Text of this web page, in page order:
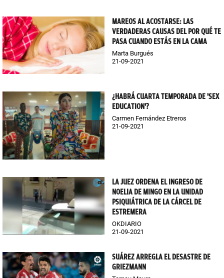
MAREOS AL ACOSTARSE: LAS
VERDADERAS CAUSAS DEL POR QUÉ TE
PASA CUANDO ESTÁS EN LA CAMA
Marta Burgués
21-09-2021
¿HABRÁ CUARTA TEMPORADA DE 'SEX
EDUCATION'?
Carmen Fernández Etreros
21-09-2021
LA JUEZ ORDENA EL INGRESO DE
NOELIA DE MINGO EN LA UNIDAD
PSIQUIÁTRICA DE LA CÁRCEL DE
ESTREMERA
OKDIARIO
21-09-2021
SUÁREZ ARREGLA EL DESASTRE DE
GRIEZMANN